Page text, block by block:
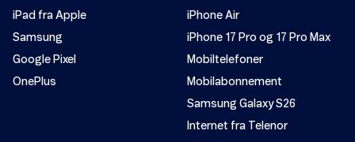
iPad fra Apple
Samsung
Google Pixel
OnePlus
iPhone Air
iPhone 17 Pro og 17 Pro Max
Mobiltelefoner
Mobilabonnement
Samsung Galaxy S26
Internet fra Telenor